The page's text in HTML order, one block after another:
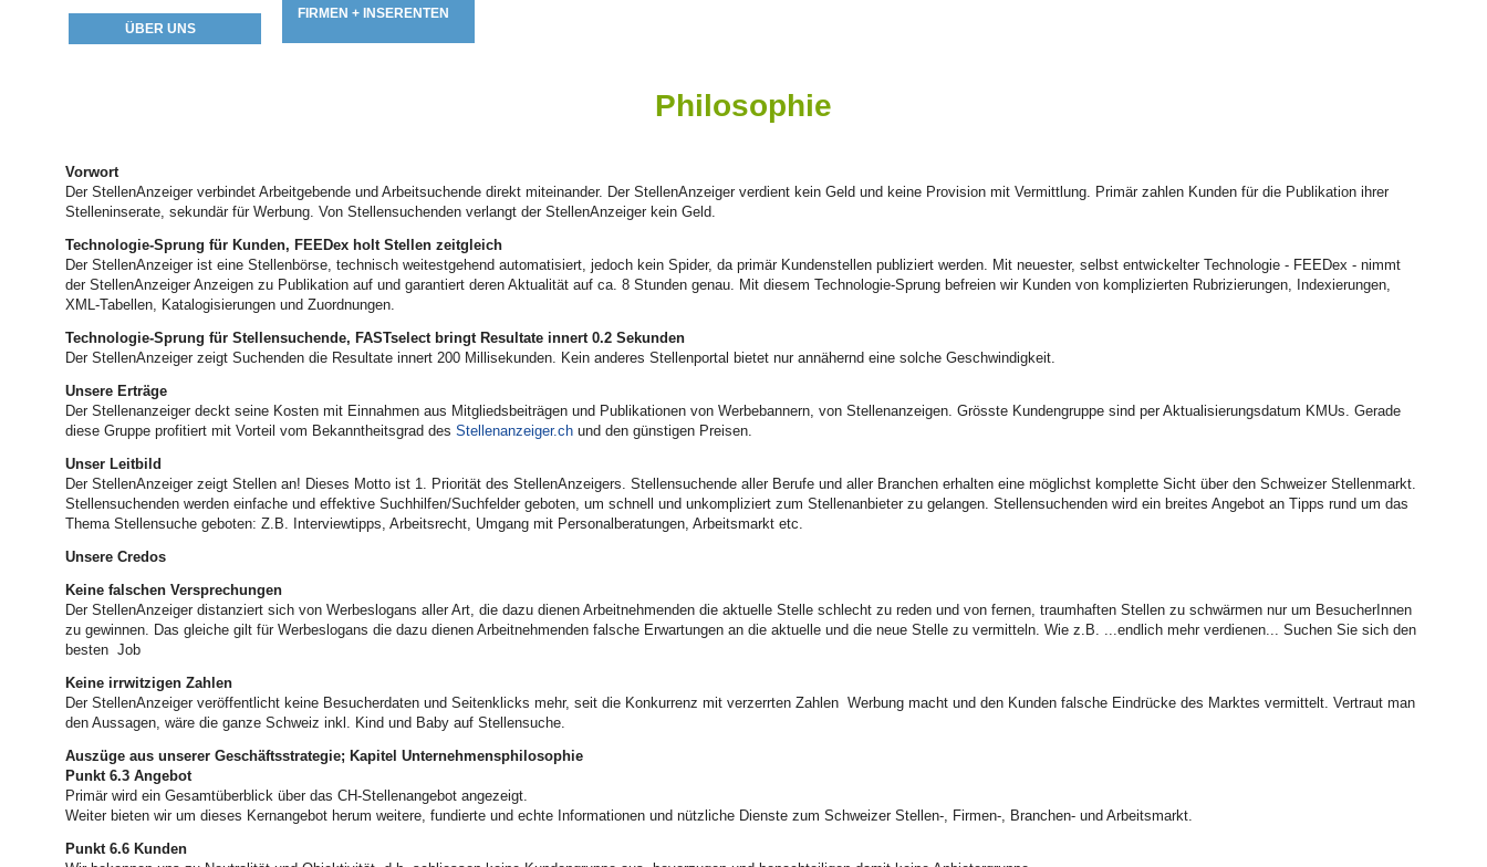
ÜBER UNS
FIRMEN + INSERENTEN
Philosophie
Vorwort
Der StellenAnzeiger verbindet Arbeitgebende und Arbeitsuchende direkt miteinander. Der StellenAnzeiger verdient kein Geld und keine Provision mit Vermittlung. Primär zahlen Kunden für die Publikation ihrer
Stelleninserate, sekundär für Werbung. Von Stellensuchenden verlangt der StellenAnzeiger kein Geld.
Technologie-Sprung für Kunden, FEEDex holt Stellen zeitgleich
Der StellenAnzeiger ist eine Stellenbörse, technisch weitestgehend automatisiert, jedoch kein Spider, da primär Kundenstellen publiziert werden. Mit neuester, selbst entwickelter Technologie - FEEDex - nimmt
der StellenAnzeiger Anzeigen zu Publikation auf und garantiert deren Aktualität auf ca. 8 Stunden genau. Mit diesem Technologie-Sprung befreien wir Kunden von komplizierten Rubrizierungen, Indexierungen,
XML-Tabellen, Katalogisierungen und Zuordnungen.
Technologie-Sprung für Stellensuchende, FASTselect bringt Resultate innert 0.2 Sekunden
Der StellenAnzeiger zeigt Suchenden die Resultate innert 200 Millisekunden. Kein anderes Stellenportal bietet nur annähernd eine solche Geschwindigkeit.
Unsere Erträge
Der Stellenanzeiger deckt seine Kosten mit Einnahmen aus Mitgliedsbeiträgen und Publikationen von Werbebannern, von Stellenanzeigen. Grösste Kundengruppe sind per Aktualisierungsdatum KMUs. Gerade
diese Gruppe profitiert mit Vorteil vom Bekanntheitsgrad des Stellenanzeiger.chund den günstigen Preisen.
Unser Leitbild
Der StellenAnzeiger zeigt Stellen an! Dieses Motto ist 1. Priorität des StellenAnzeigers. Stellensuchende aller Berufe und aller Branchen erhalten eine möglichst komplette Sicht über den Schweizer Stellenmarkt.
Stellensuchenden werden einfache und effektive Suchhilfen/Suchfelder geboten, um schnell und unkompliziert zum Stellenanbieter zu gelangen. Stellensuchenden wird ein breites Angebot an Tipps rund um das
Thema Stellensuche geboten: Z.B. Interviewtipps, Arbeitsrecht, Umgang mit Personalberatungen, Arbeitsmarkt etc.
Unsere Credos
Keine falschen Versprechungen
Der StellenAnzeiger distanziert sich von Werbeslogans aller Art, die dazu dienen Arbeitnehmenden die aktuelle Stelle schlecht zu reden und von fernen, traumhaften Stellen zu schwärmen nur um BesucherInnen
zu gewinnen. Das gleiche gilt für Werbeslogans die dazu dienen Arbeitnehmenden falsche Erwartungen an die aktuelle und die neue Stelle zu vermitteln. Wie z.B. ...endlich mehr verdienen... Suchen Sie sich den
besten Job
Keine irrwitzigen Zahlen
Der StellenAnzeiger veröffentlicht keine Besucherdaten und Seitenklicks mehr, seit die Konkurrenz mit verzerrten Zahlen Werbung macht und den Kunden falsche Eindrücke des Marktes vermittelt. Vertraut man
den Aussagen, wäre die ganze Schweiz inkl. Kind und Baby auf Stellensuche.
Auszüge aus unserer Geschäftsstrategie; Kapitel Unternehmensphilosophie
Punkt 6.3 Angebot
Primär wird ein Gesamtüberblick über das CH-Stellenangebot angezeigt.
Weiter bieten wir um dieses Kernangebot herum weitere, fundierte und echte Informationen und nützliche Dienste zum Schweizer Stellen-, Firmen-, Branchen- und Arbeitsmarkt.
Punkt 6.6 Kunden